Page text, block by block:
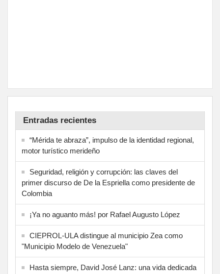
Entradas recientes
“Mérida te abraza”, impulso de la identidad regional,
motor turístico merideño
Seguridad, religión y corrupción: las claves del
primer discurso de De la Espriella como presidente de
Colombia
¡Ya no aguanto más! por Rafael Augusto López
CIEPROL-ULA distingue al municipio Zea como
"Municipio Modelo de Venezuela"
Hasta siempre, David José Lanz: una vida dedicada